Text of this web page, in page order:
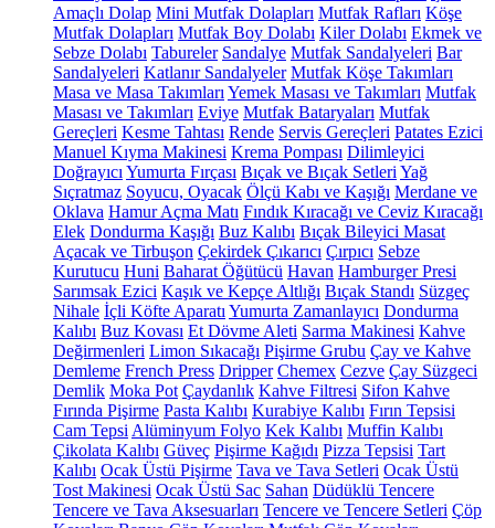
Amaçlı Dolap Mini Mutfak Dolapları Mutfak Rafları Köşe
Mutfak Dolapları Mutfak Boy Dolabı Kiler Dolabı Ekmek ve
Sebze Dolabı Tabureler Sandalye Mutfak Sandalyeleri Bar
Sandalyeleri Katlanır Sandalyeler Mutfak Köşe Takımları
Masa ve Masa Takımları Yemek Masası ve Takımları Mutfak
Masası ve Takımları Eviye Mutfak Bataryaları Mutfak
Gereçleri Kesme Tahtası Rende Servis Gereçleri Patates Ezici
Manuel Kıyma Makinesi Krema Pompası Dilimleyici
Doğrayıcı Yumurta Fırçası Bıçak ve Bıçak Setleri Yağ
Sıçratmaz Soyucu, Oyacak Ölçü Kabı ve Kaşığı Merdane ve
Oklava Hamur Açma Matı Fındık Kıracağı ve Ceviz Kıracağı
Elek Dondurma Kaşığı Buz Kalıbı Bıçak Bileyici Masat
Açacak ve Tirbuşon Çekirdek Çıkarıcı Çırpıcı Sebze
Kurutucu Huni Baharat Öğütücü Havan Hamburger Presi
Sarımsak Ezici Kaşık ve Kepçe Altlığı Bıçak Standı Süzgeç
Nihale İçli Köfte Aparatı Yumurta Zamanlayıcı Dondurma
Kalıbı Buz Kovası Et Dövme Aleti Sarma Makinesi Kahve
Değirmenleri Limon Sıkacağı Pişirme Grubu Çay ve Kahve
Demleme French Press Dripper Chemex Cezve Çay Süzgeci
Demlik Moka Pot Çaydanlık Kahve Filtresi Sifon Kahve
Fırında Pişirme Pasta Kalıbı Kurabiye Kalıbı Fırın Tepsisi
Cam Tepsi Alüminyum Folyo Kek Kalıbı Muffin Kalıbı
Çikolata Kalıbı Güveç Pişirme Kağıdı Pizza Tepsisi Tart
Kalıbı Ocak Üstü Pişirme Tava ve Tava Setleri Ocak Üstü
Tost Makinesi Ocak Üstü Sac Sahan Düdüklü Tencere
Tencere ve Tava Aksesuarları Tencere ve Tencere Setleri Çöp